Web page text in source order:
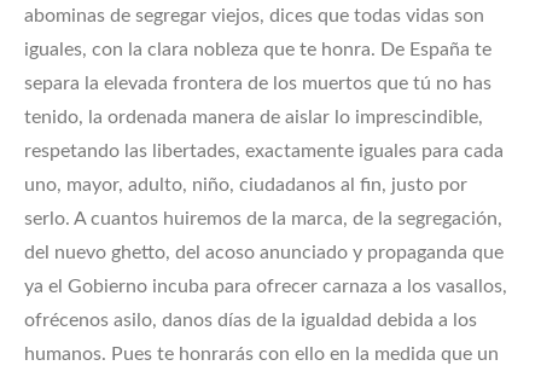
abominas de segregar viejos, dices que todas vidas son
iguales, con la clara nobleza que te honra. De España te
separa la elevada frontera de los muertos que tú no has
tenido, la ordenada manera de aislar lo imprescindible,
respetando las libertades, exactamente iguales para cada
uno, mayor, adulto, niño, ciudadanos al fin, justo por
serlo. A cuantos huiremos de la marca, de la segregación,
del nuevo ghetto, del acoso anunciado y propaganda que
ya el Gobierno incuba para ofrecer carnaza a los vasallos,
ofrécenos asilo, danos días de la igualdad debida a los
humanos. Pues te honrarás con ello en la medida que un